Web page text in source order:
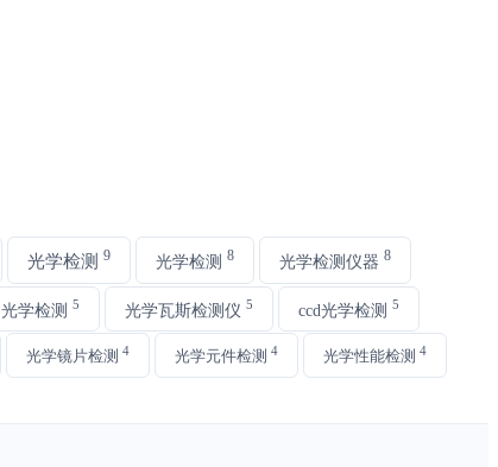
光学检测 9 光学检测 8 光学检测仪器 8
光学检测 5 光学瓦斯检测仪 5 ccd光学检测 5
光学镜片检测 4 光学元件检测 4 光学性能检测 4